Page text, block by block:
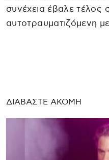
συνέχεια έβαλε τέλος
αυτοτραυματιζόμενη με
ΔΙΑΒΑΣΤΕ ΑΚΟΜΗ